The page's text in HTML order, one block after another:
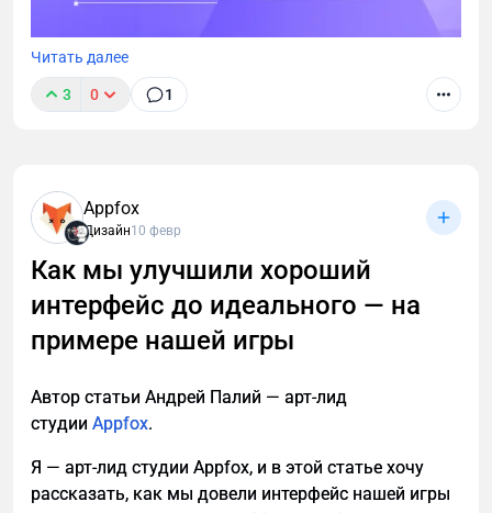
Всем привет, на связи главный редактор дизайн-
году, когда трава была зеленее, а внутренние
проблемы не замечались от слова совсем (ну или
замечались, но решить их было сложно/нудно/
долго).
Читать далее
3 0 1
Appfox
Дизайн10 февр
Как мы улучшили хороший
интерфейс до идеального — на
примере нашей игры
Автор статьи Андрей Палий — арт-лид
студии Appfox.
Я — арт-лид студии Appfox, и в этой статье хочу
рассказать, как мы довели интерфейс нашей игры